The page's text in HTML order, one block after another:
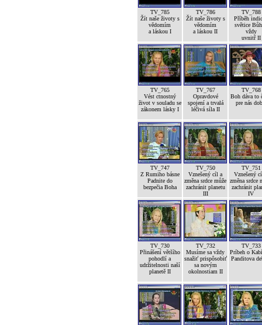
TV_785
Žít naše životy s
vědomím
a láskou I
TV_786
Žít naše životy s
vědomím
a láskou II
TV_788
Příběh
světice
vždy
uvnitř II
TV_765
Vést ctnostný
život v souladu se
zákonem lásky I
TV_767
Opravdové
spojení a trvalá
léčivá síla II
TV_768
Boh dáva to
pre nás
TV_747
Z Rumiho básne
Padnite do
bezpečia Boha
TV_750
Vznešený cíl a
změna srdce může
zachránit planetu
III
TV_751
Vznešený
změna srdce
zachránit
IV
TV_730
Přinášení většího
pohodlí a
udržitelnosti naší
planetě II
TV_732
Musíme sa vždy
snažiť prispôsobiť
sa novým
okolnostiam II
TV_733
Príbeh o
Panditova